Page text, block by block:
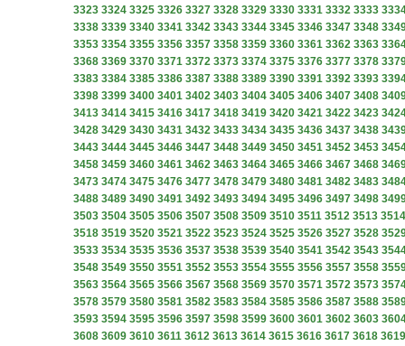
3323 3324 3325 3326 3327 3328 3329 3330 3331 3332 3333
3338 3339 3340 3341 3342 3343 3344 3345 3346 3347 3348
3353 3354 3355 3356 3357 3358 3359 3360 3361 3362 3363
3368 3369 3370 3371 3372 3373 3374 3375 3376 3377 3378
3383 3384 3385 3386 3387 3388 3389 3390 3391 3392 3393
3398 3399 3400 3401 3402 3403 3404 3405 3406 3407 3408
3413 3414 3415 3416 3417 3418 3419 3420 3421 3422 3423
3428 3429 3430 3431 3432 3433 3434 3435 3436 3437 3438
3443 3444 3445 3446 3447 3448 3449 3450 3451 3452 3453
3458 3459 3460 3461 3462 3463 3464 3465 3466 3467 3468
3473 3474 3475 3476 3477 3478 3479 3480 3481 3482 3483
3488 3489 3490 3491 3492 3493 3494 3495 3496 3497 3498
3503 3504 3505 3506 3507 3508 3509 3510 3511 3512 3513 3514
3518 3519 3520 3521 3522 3523 3524 3525 3526 3527 3528
3533 3534 3535 3536 3537 3538 3539 3540 3541 3542 3543
3548 3549 3550 3551 3552 3553 3554 3555 3556 3557 3558
3563 3564 3565 3566 3567 3568 3569 3570 3571 3572 3573
3578 3579 3580 3581 3582 3583 3584 3585 3586 3587 3588
3593 3594 3595 3596 3597 3598 3599 3600 3601 3602 3603
3608 3609 3610 3611 3612 3613 3614 3615 3616 3617 3618 3619